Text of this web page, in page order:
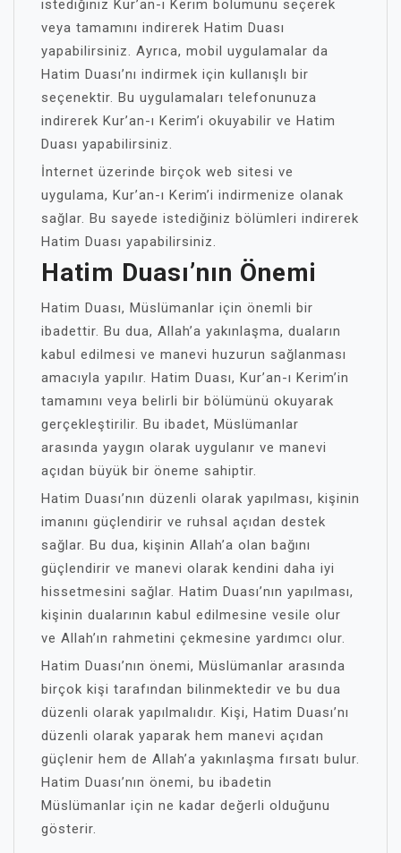
istediğiniz Kur’an-ı Kerim bölümünü seçerek
veya tamamını indirerek Hatim Duası
yapabilirsiniz. Ayrıca, mobil uygulamalar da
Hatim Duası’nı indirmek için kullanışlı bir
seçenektir. Bu uygulamaları telefonunuza
indirerek Kur’an-ı Kerim’i okuyabilir ve Hatim
Duası yapabilirsiniz.
İnternet üzerinde birçok web sitesi ve
uygulama, Kur’an-ı Kerim’i indirmenize olanak
sağlar. Bu sayede istediğiniz bölümleri indirerek
Hatim Duası yapabilirsiniz.
Hatim Duası’nın Önemi
Hatim Duası, Müslümanlar için önemli bir
ibadettir. Bu dua, Allah’a yakınlaşma, duaların
kabul edilmesi ve manevi huzurun sağlanması
amacıyla yapılır. Hatim Duası, Kur’an-ı Kerim’in
tamamını veya belirli bir bölümünü okuyarak
gerçekleştirilir. Bu ibadet, Müslümanlar
arasında yaygın olarak uygulanır ve manevi
açıdan büyük bir öneme sahiptir.
Hatim Duası’nın düzenli olarak yapılması, kişinin
imanını güçlendirir ve ruhsal açıdan destek
sağlar. Bu dua, kişinin Allah’a olan bağını
güçlendirir ve manevi olarak kendini daha iyi
hissetmesini sağlar. Hatim Duası’nın yapılması,
kişinin dualarının kabul edilmesine vesile olur
ve Allah’ın rahmetini çekmesine yardımcı olur.
Hatim Duası’nın önemi, Müslümanlar arasında
birçok kişi tarafından bilinmektedir ve bu dua
düzenli olarak yapılmalıdır. Kişi, Hatim Duası’nı
düzenli olarak yaparak hem manevi açıdan
güçlenir hem de Allah’a yakınlaşma fırsatı bulur.
Hatim Duası’nın önemi, bu ibadetin
Müslümanlar için ne kadar değerli olduğunu
gösterir.